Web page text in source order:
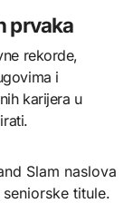
prvaka
rekorde,
i
karijera u
Slam naslova
titule.